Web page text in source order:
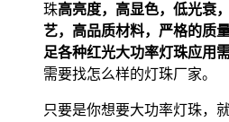
珠高亮度，高显色，低光衰
艺，高品质材料，严格的质
足各种红光大功率灯珠应用需
需要找怎么样的灯珠厂家。
只要是你想要大功率灯珠，